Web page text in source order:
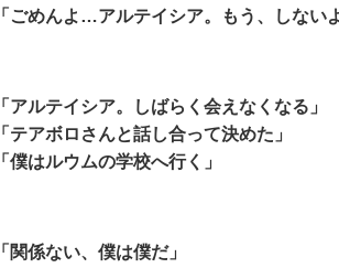
「ごめんよ…アルテイシア。もう、しない
「アルテイシア。しばらく会えなくなる」
「テアボロさんと話し合って決めた」
「僕はルウムの学校へ行く」
「関係ない、僕は僕だ」